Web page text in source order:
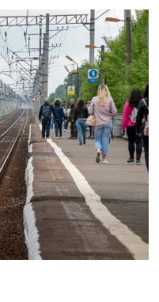
уровня
вызвано
измерения
(прожиточный
медианного
начали
сыграла и адресная,
политика, помощь